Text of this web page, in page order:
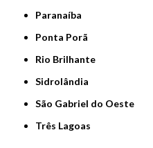
Paranaíba
Ponta Porã
Rio Brilhante
Sidrolândia
São Gabriel do Oeste
Três Lagoas